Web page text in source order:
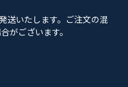
送いたします。ご注文の混
がございます。